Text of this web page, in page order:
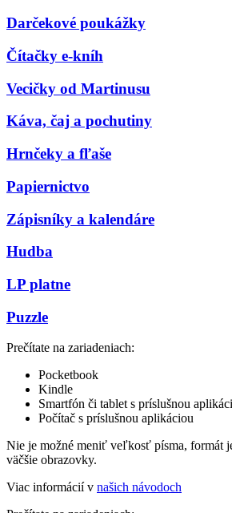
Darčekové poukážky
Čítačky e-kníh
Vecičky od Martinusu
Káva, čaj a pochutiny
Hrnčeky a fľaše
Papiernictvo
Zápisníky a kalendáre
Hudba
LP platne
Puzzle
Prečítate na zariadeniach:
Pocketbook
Kindle
Smartfón či tablet s príslušnou
Počítač s príslušnou aplikáciou
Nie je možné meniť veľkosť písma, formát
väčšie obrazovky.
Viac informácií v našich návodoch